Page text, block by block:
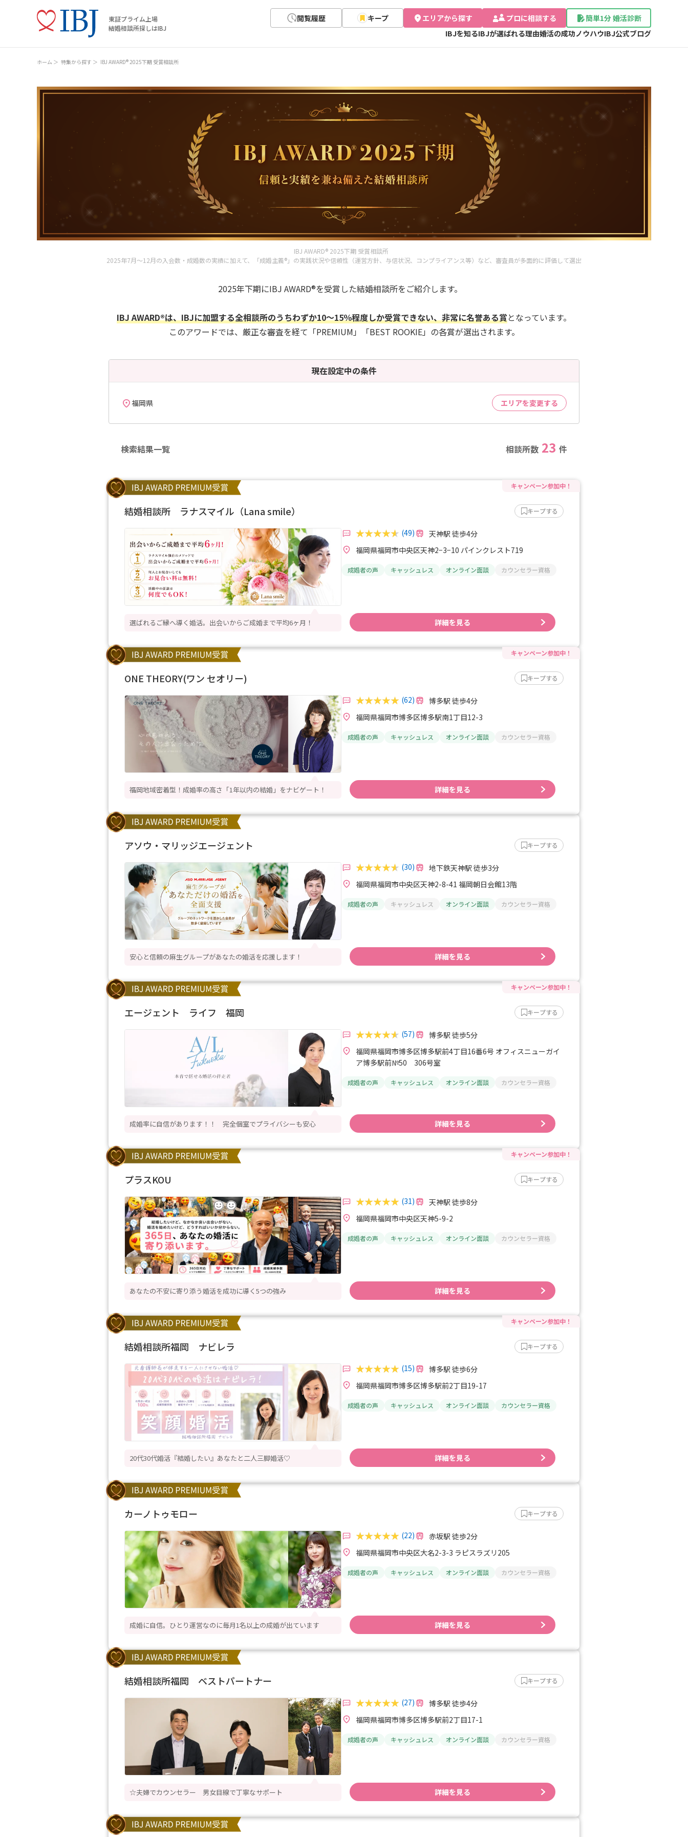
東証プライム上場
結婚相談所探しはIBJ
閲覧履歴 キープ エリアから探す プロに相談する
簡単1分 婚活診断
IBJを知るIBJが選ばれる理由婚活の成功ノウハウIBJ公式ブログ
ホーム 特集から探す IBJ AWARD® 2025下期 受賞相談所
IBJ AWARD® 2025下期 受賞相談所
2025年7月～12月の入会数・成婚数の実績に加えて、「成婚主義®」の実践状況や信頼性（運営方針、与信状況、コンプライアンス等）など、審査員が多面的に評価して選出
2025年下期にIBJ AWARD®を受賞した結婚相談所をご紹介します。
IBJ AWARD®は、IBJに加盟する全相談所のうちわずか10～15％程度しか受賞できない、非常に名誉ある賞となっています。
このアワードでは、厳正な審査を経て「PREMIUM」「BEST ROOKIE」の各賞が選出されます。
現在設定中の条件
福岡県 エリアを変更する
検索結果一覧 相談所数 23 件
結婚相談所 ラナスマイル（Lana smile） キープする
選ばれるご縁へ導く婚活。出会いからご成婚まで平均6ヶ月！
(49)
天神駅 徒歩4分
福岡県福岡市中央区天神2−3−10 パインクレスト719
成婚者の声 キャッシュレス オンライン面談 カウンセラー資格
詳細を見る
ONE THEORY(ワン セオリー) キープする
福岡地域密着型！成婚率の高さ「1年以内の結婚」をナビゲート！
(62)
博多駅 徒歩4分
福岡県福岡市博多区博多駅南1丁目12-3
成婚者の声 キャッシュレス オンライン面談 カウンセラー資格
詳細を見る
アソウ・マリッジエージェント キープする
安心と信頼の麻生グループがあなたの婚活を応援します！
(30)
地下鉄天神駅 徒歩3分
福岡県福岡市中央区天神2-8-41 福岡朝日会館13階
成婚者の声 キャッシュレス オンライン面談 カウンセラー資格
詳細を見る
エージェント ライフ 福岡 キープする
成婚率に自信があります！！ 完全個室でプライバシーも安心
(57)
博多駅 徒歩5分
福岡県福岡市博多区博多駅前4丁目16番6号 オフィスニューガイ
ア博多駅前№50 306号室
成婚者の声 キャッシュレス オンライン面談 カウンセラー資格
詳細を見る
プラスKOU キープする
あなたの不安に寄り添う婚活を成功に導く5つの強み
(31)
天神駅 徒歩8分
福岡県福岡市中央区天神5-9-2
成婚者の声 キャッシュレス オンライン面談 カウンセラー資格
詳細を見る
結婚相談所福岡 ナビレラ キープする
20代30代婚活『結婚したい』あなたと二人三脚婚活♡
(15)
博多駅 徒歩6分
福岡県福岡市博多区博多駅前2丁目19-17
成婚者の声 キャッシュレス オンライン面談 カウンセラー資格
詳細を見る
カーノトゥモロー キープする
成婚に自信。ひとり運営なのに毎月1名以上の成婚が出ています
(22)
赤坂駅 徒歩2分
福岡県福岡市中央区大名2-3-3 ラピスラズリ205
成婚者の声 キャッシュレス オンライン面談 カウンセラー資格
詳細を見る
結婚相談所福岡 ベストパートナー キープする
☆夫婦でカウンセラー 男女目線で丁寧なサポート
(27)
博多駅 徒歩4分
福岡県福岡市博多区博多駅前2丁目17-1
成婚者の声 キャッシュレス オンライン面談 カウンセラー資格
詳細を見る